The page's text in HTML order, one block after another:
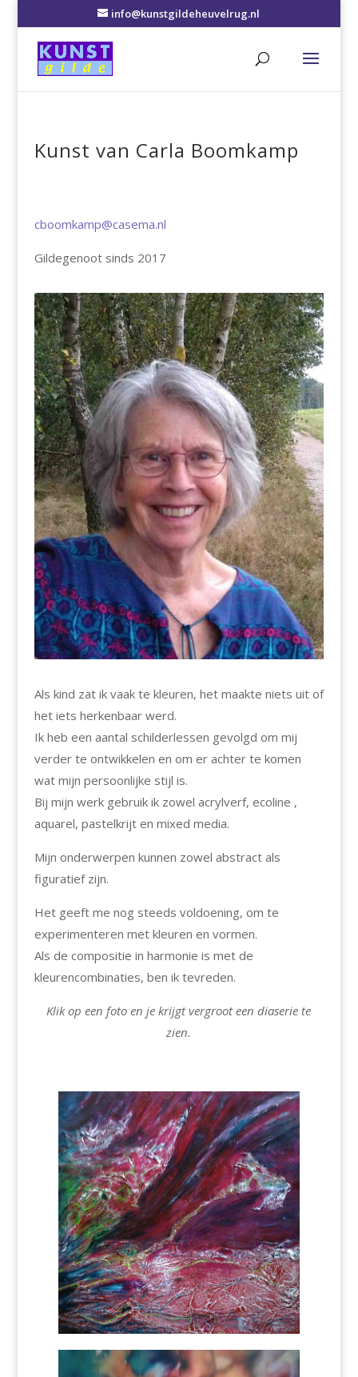
info@kunstgildeheuvelrug.nl
Kunst van Carla Boomkamp
cboomkamp@casema.nl
Gildegenoot sinds 2017
Als kind zat ik vaak te kleuren, het maakte niets uit of
het iets herkenbaar werd.
Ik heb een aantal schilderlessen gevolgd om mij
verder te ontwikkelen en om er achter te komen
wat mijn persoonlijke stijl is.
Bij mijn werk gebruik ik zowel acrylverf, ecoline ,
aquarel, pastelkrijt en mixed media.
Mijn onderwerpen kunnen zowel abstract als
figuratief zijn.
Het geeft me nog steeds voldoening, om te
experimenteren met kleuren en vormen.
Als de compositie in harmonie is met de
kleurencombinaties, ben ik tevreden.
Klik op een foto en je krijgt vergroot een diaserie te
zien.